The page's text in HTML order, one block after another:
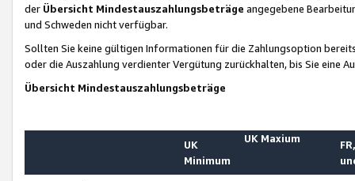
der Übersicht Mindestauszahlungsbeträge angegebene
und Schweden nicht verfügbar.
Sollten Sie keine gültigen Informationen für die Zahlungsoption
oder die Auszahlung verdienter Vergütung zurückhalten, bis Sie
Übersicht Mindestauszahlungsbeträge
UK
Minimum
UK Maxium